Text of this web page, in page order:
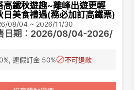
高鐵秋遊趣~離峰出遊更輕
日美食禮遇(務必加訂高鐵票)
08/04 ~ 2026/11/30
日期：2026/08/04-2026/
優惠期間：2026/09/01-20
連假訂金 50% 不可退款